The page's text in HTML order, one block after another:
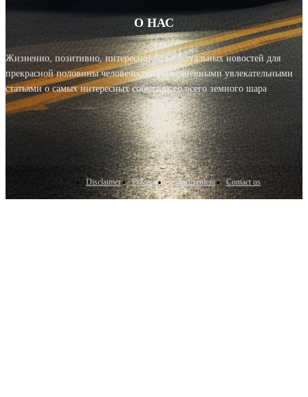
О НАС
Жизненно, позитивно, интересно! Блог актуальных новостей для
прекрасной половины человечества с ежедневными увлекательными
статьями о самых интересных событиях со всего земного шара
Disclaimer Privacy Advertisement Contact us